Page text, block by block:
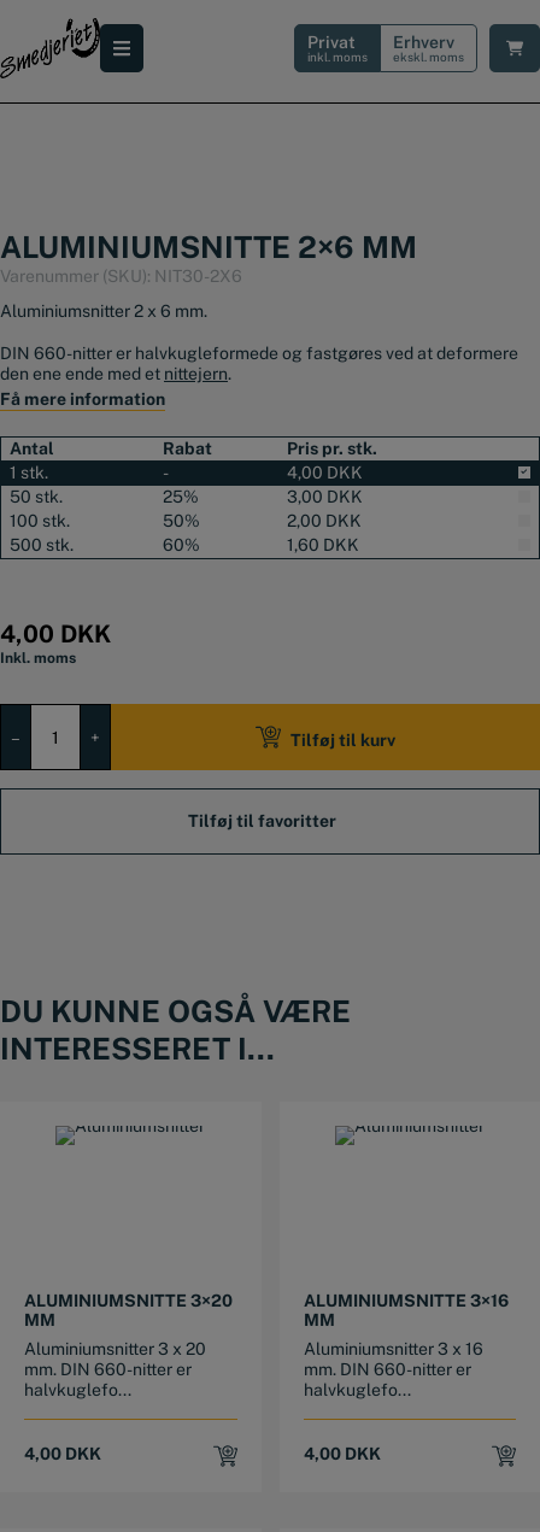
indholdet
Privat
inkl. moms
Erhverv
ekskl. moms
ALUMINIUMSNITTE 2×6 MM
Varenummer (SKU): NIT30-2X6
Aluminiumsnitter 2 x 6 mm.
DIN 660-nitter er halvkugleformede og fastgøres ved at deformere
den ene ende med et nittejern.
Aluminiumsnitter bruges primært til permanente samlinger i metal- og
konstruktionsarbejde.
Nitten er massiv og fremstilet af Aluminium.
DIN 660 rundhovedet nitter
Cylinderen måler Ø2 mm
Cylinderens længde er 6 mm
Få mere information
Antal Rabat
Pris pr. stk.
1 stk.
- 4,00 DKK
50 stk.
25% 3,00 DKK
100 stk.
50% 2,00 DKK
500 stk.
60% 1,60 DKK
4,00 DKK
Inkl. moms
–
antal
+ Tilføj til kurv
DU KUNNE OGSÅ VÆRE
INTERESSERET I...
ALUMINIUMSNITTE 3×20
MM
Aluminiumsnitter 3 x 20
mm. DIN 660-nitter er
halvkuglefo...
4,00 DKK
ALUMINIUMSNITTE 3×16
MM
Aluminiumsnitter 3 x 16
mm. DIN 660-nitter er
halvkuglefo...
4,00 DKK